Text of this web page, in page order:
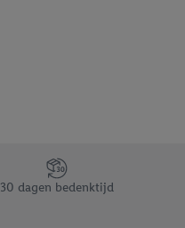
30 dagen bedenktijd